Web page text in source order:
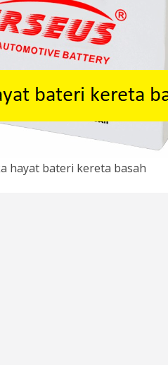
hayat bateri kereta basah